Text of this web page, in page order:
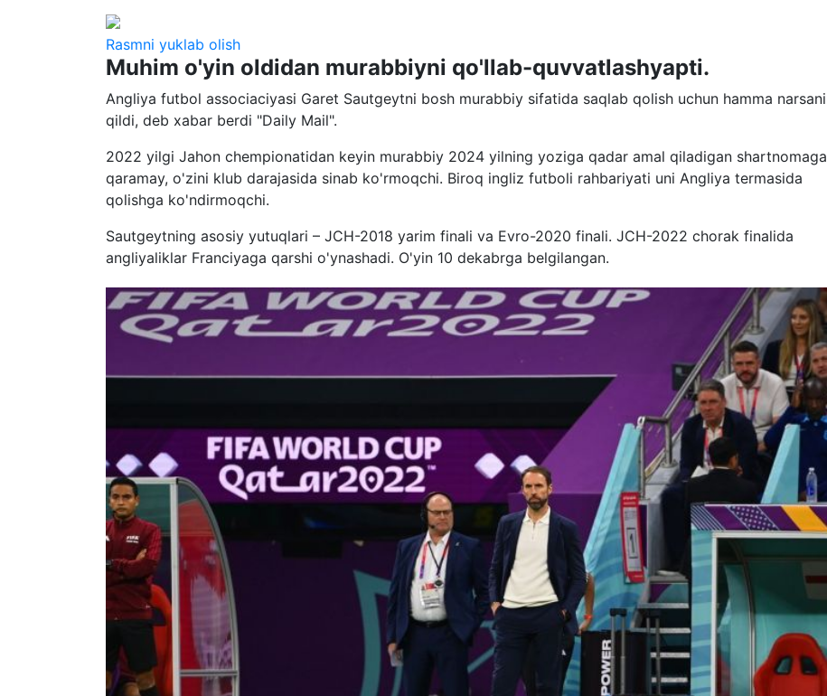
Rasmni yuklab olish
Muhim o'yin oldidan murabbiyni qo'llab-quvvatlashyapti.
Angliya futbol associaciyasi Garet Sautgeytni bosh murabbiy sifatida saqlab qolish uchun hamma narsani
qildi, deb xabar berdi "Daily Mail".
2022 yilgi Jahon chempionatidan keyin murabbiy 2024 yilning yoziga qadar amal qiladigan shartnomaga
qaramay, o'zini klub darajasida sinab ko'rmoqchi. Biroq ingliz futboli rahbariyati uni Angliya termasida
qolishga ko'ndirmoqchi.
Sautgeytning asosiy yutuqlari – JCH-2018 yarim finali va Evro-2020 finali. JCH-2022 chorak finalida
angliyaliklar Franciyaga qarshi o'ynashadi. O'yin 10 dekabrga belgilangan.